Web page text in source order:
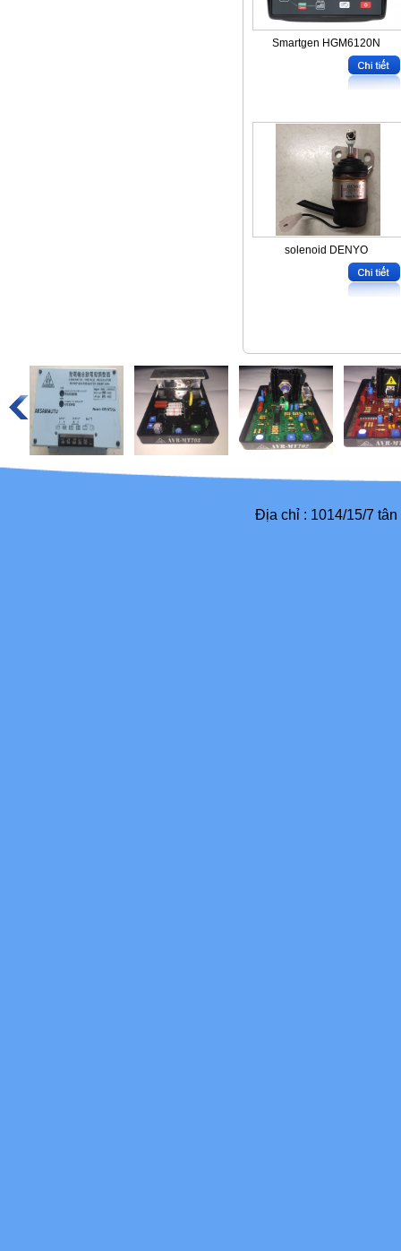
Smartgen HGM6120N
solenoid DENYO
Địa chỉ : 1014/15/7 tân